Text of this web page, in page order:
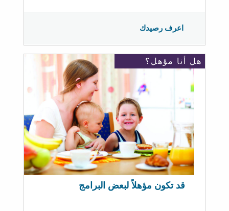
اعرف رصيدك
هل أنا مؤهل؟
قد تكون مؤهلاً لبعض البرامج